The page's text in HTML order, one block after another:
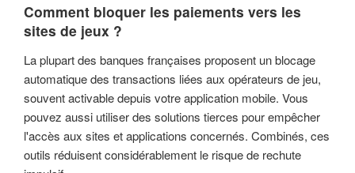
Comment bloquer les paiements vers les
sites de jeux ?
La plupart des banques françaises proposent un blocage
automatique des transactions liées aux opérateurs de jeu,
souvent activable depuis votre application mobile. Vous
pouvez aussi utiliser des solutions tierces pour empêcher
l'accès aux sites et applications concernés. Combinés, ces
outils réduisent considérablement le risque de rechute